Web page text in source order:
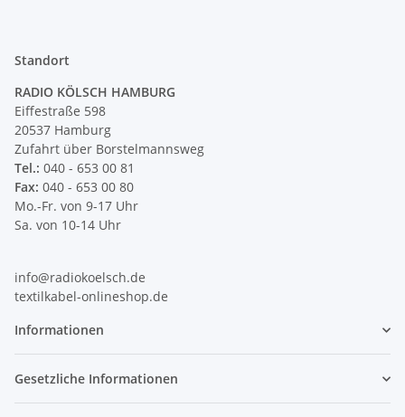
Standort
RADIO KÖLSCH HAMBURG
Eiffestraße 598
20537 Hamburg
Zufahrt über Borstelmannsweg
Tel.: 040 - 653 00 81
Fax: 040 - 653 00 80
Mo.-Fr. von 9-17 Uhr
Sa. von 10-14 Uhr
info@radiokoelsch.de
textilkabel-onlineshop.de
Informationen
Gesetzliche Informationen